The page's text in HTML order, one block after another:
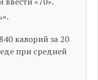
калорий за 20
при средней